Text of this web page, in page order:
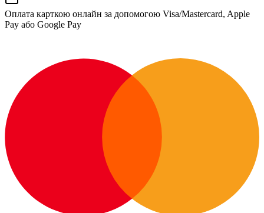
Оплата карткою онлайн за допомогою Visa/Mastercard, Apple
Pay або Google Pay